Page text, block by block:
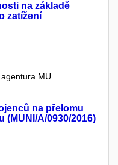
na základě
zatížení
MU
na přelomu
A/0930/2016)